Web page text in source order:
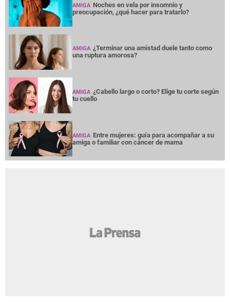
AMIGA Noches en vela por insomnio y
preocupación, ¿qué hacer para tratarlo?
AMIGA ¿Terminar una amistad duele tanto como
una ruptura amorosa?
AMIGA ¿Cabello largo o corto? Elige tu corte según
tu cuello
AMIGA Entre mujeres: guía para acompañar a su
amiga o familiar con cáncer de mama